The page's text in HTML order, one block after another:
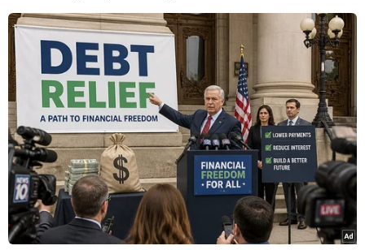
Lật xe tại Afghanistan khiến ít nhất 21
người thương vong
13/05/2023 14:56
Chiếc xe lật mạnh tới mức khiến 7 người, gồm cả phụ
nữ và trẻ em, tử vong tại chỗ và 14 người khác bị
thương. Nhiều người trong số này bị thương rất nặng.